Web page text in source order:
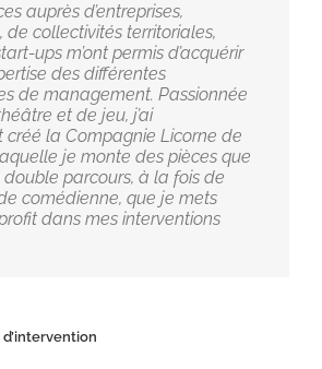
auprès d’entreprises,
de collectivités territoriales,
ups m’ont permis d’acquérir
des différentes
de management. Passionnée
et de jeu, j’ai
la Compagnie Licorne de
je monte des pièces que
double parcours, à la fois de
comédienne, que je mets
dans mes interventions
d’intervention